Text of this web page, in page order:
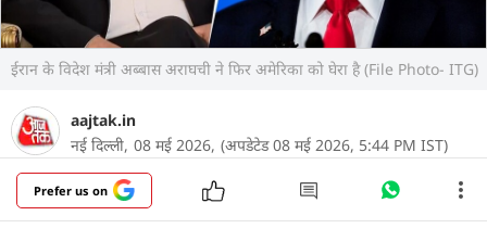
ईरान के विदेश मंत्री अब्बास अराघची ने फिर अमेरिका को घेरा है (File Photo- ITG)
aajtak.in
नई दिल्ली, 08 मई 2026, (अपडेटेड 08 मई 2026, 5:44 PM IST)
Prefer us on